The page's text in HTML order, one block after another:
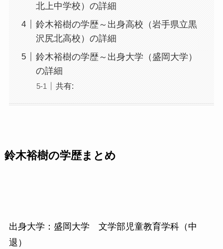
北上中学校）の詳細
鈴木裕樹の学歴～出身高校（岩手県立黒
沢尻北高校）の詳細
鈴木裕樹の学歴～出身大学（盛岡大学）
の詳細
共有:
鈴木裕樹の学歴まとめ
出身大学：盛岡大学 文学部児童教育学科（中
退）